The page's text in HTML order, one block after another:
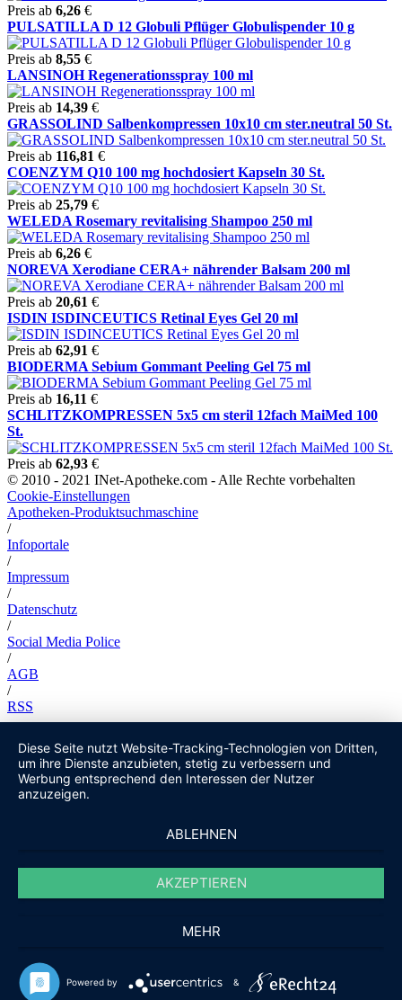
Preis ab 6,26 €
PULSATILLA D 12 Globuli Pflüger Globulispender 10 g
Preis ab 8,55 €
LANSINOH Regenerationsspray 100 ml
Preis ab 14,39 €
GRASSOLIND Salbenkompressen 10x10 cm ster.neutral 50 St.
Preis ab 116,81 €
COENZYM Q10 100 mg hochdosiert Kapseln 30 St.
Preis ab 25,79 €
WELEDA Rosemary revitalising Shampoo 250 ml
Preis ab 6,26 €
NOREVA Xerodiane CERA+ nährender Balsam 200 ml
Preis ab 20,61 €
ISDIN ISDINCEUTICS Retinal Eyes Gel 20 ml
Preis ab 62,91 €
BIODERMA Sebium Gommant Peeling Gel 75 ml
Preis ab 16,11 €
SCHLITZKOMPRESSEN 5x5 cm steril 12fach MaiMed 100
St.
Preis ab 62,93 €
© 2010 - 2021 INet-Apotheke.com - Alle Rechte vorbehalten
Cookie-Einstellungen
Apotheken-Produktsuchmaschine
/
Infoportale
/
Impressum
/
Datenschutz
/
Social Media Police
/
AGB
/
RSS
Diese Seite nutzt Website-Tracking-Technologien von Dritten,
um ihre Dienste anzubieten, stetig zu verbessern und
Werbung entsprechend den Interessen der Nutzer
anzuzeigen.
ABLEHNEN
AKZEPTIEREN
MEHR
Powered by &